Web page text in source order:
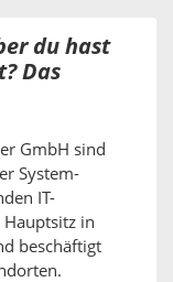
du hast
Das
GmbH sind
System-
IT-
in
beschäftigt